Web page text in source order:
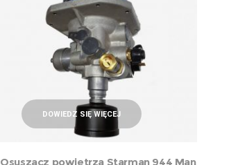
DOWIEDZ SIĘ WIĘCEJ
Osuszacz powietrza Starman 944 Man